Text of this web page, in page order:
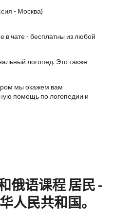
- Москва)
в чате - бесплатны из любой
логопед. Это также
мы окажем вам
помощь по логопедии и
俄语课程 居民 -
人民共和国。